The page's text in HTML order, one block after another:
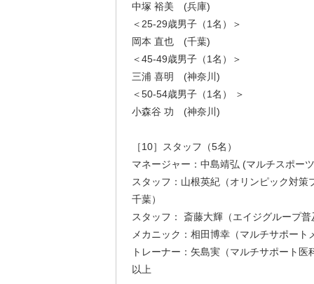
中塚 裕美 (兵庫)
＜25-29歳男子（1名）＞
岡本 直也 (千葉)
＜45-49歳男子（1名）＞
三浦 喜明 (神奈川)
＜50-54歳男子（1名） ＞
小森谷 功 (神奈川)
［10］スタッフ（5名）
マネージャー：中島靖弘 (マルチスポー
スタッフ：山根英紀（オリンピック対策
千葉）
スタッフ： 斎藤大輝（エイジグループ
メカニック：相田博幸（マルチサポート
トレーナー：矢島実（マルチサポート医
以上